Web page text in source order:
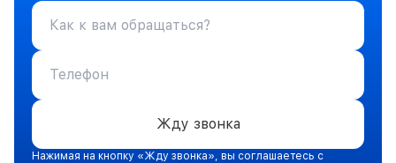
Жду звонка
Нажимая на кнопку «Жду звонка», вы соглашаетесь с